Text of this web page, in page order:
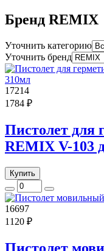
Бренд REMIX
Уточнить категорию
Уточнить бренд
17214
1784 ₽
Пистолет для
REMIX V-103
Купить
16697
1120 ₽
Пистолет